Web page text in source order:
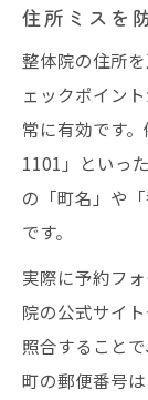
住所ミスを
整体院の住所
ェックポイン
常に有効です
1101」といっ
の「町名」や
です。
実際に予約フ
院の公式サイ
照合すること
町の郵便番号